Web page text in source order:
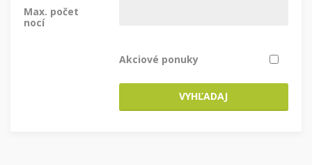
Max. počet
nocí
Akciové ponuky
VYHĽADAJ